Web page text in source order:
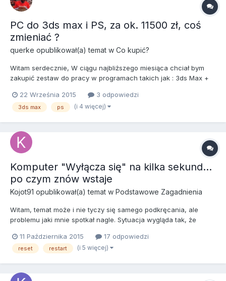
PC do 3ds max i PS, za ok. 11500 zł, coś
zmieniać ?
querke opublikował(a) temat w Co kupić?
Witam serdecznie, W ciągu najbliższego miesiąca chciał bym
zakupić zestaw do pracy w programach takich jak : 3ds Max +
teksturowanie, renderowanie. Sprzętu chciał bym raczej używać
przez najbliższe kilka lat i nie musieć go modyfikować. Jeśli ch...
22 Września 2015 3 odpowiedzi
3ds max ps (i 4 więcej)
Komputer "Wyłącza się" na kilka sekund...
po czym znów wstaje
Kojot91 opublikował(a) temat w Podstawowe Zagadnienia
Witam, temat może i nie tyczy się samego podkręcania, ale
problemu jaki mnie spotkał nagle. Sytuacja wygląda tak, że
nieznanych mi przyczyn komputer się wyłączył (po kilku
sekundach wstał ponownie) myślałem,ze to chwilowa awraria
11 Października 2015 17 odpowiedzi
reset restart (i 5 więcej)